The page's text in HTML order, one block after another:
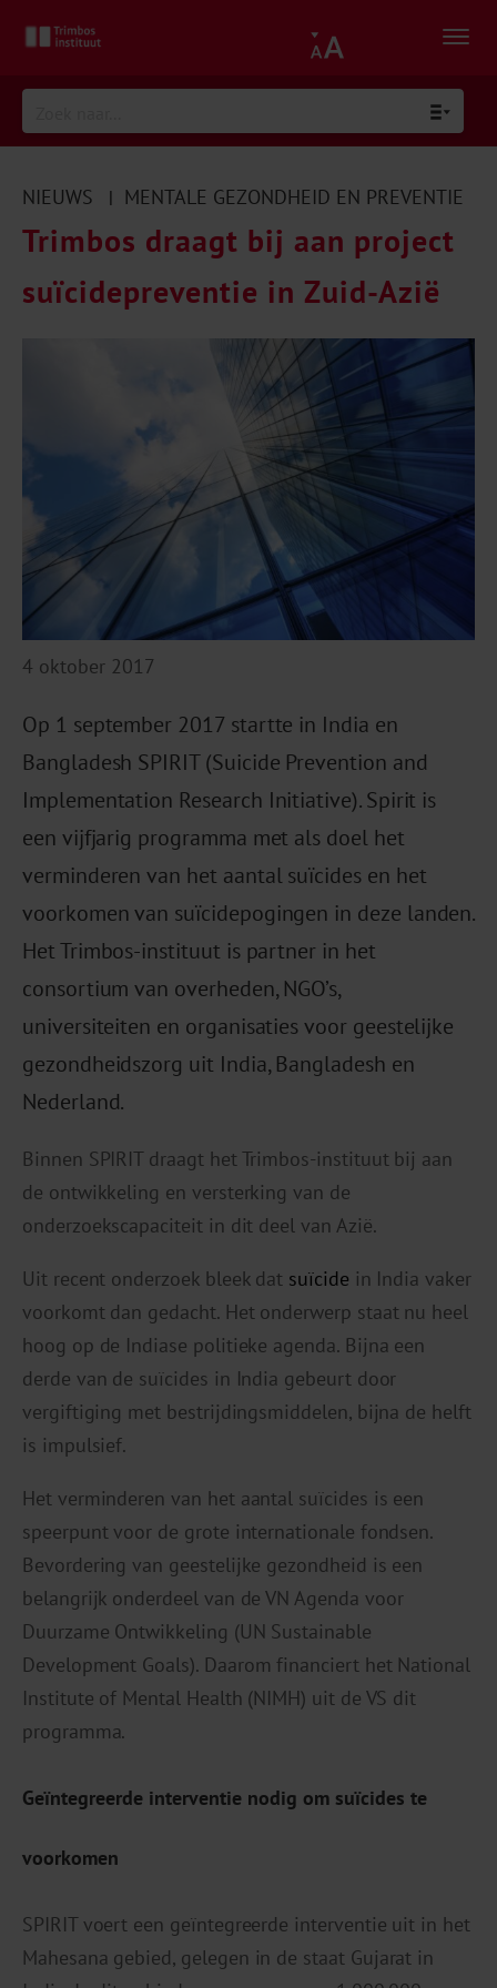
NIEUWS | MENTALE GEZONDHEID EN PREVENTIE
Trimbos draagt bij aan project
suïcidepreventie in Zuid-Azië
4 oktober 2017
Op 1 september 2017 startte in India en
Bangladesh SPIRIT (Suicide Prevention and
Implementation Research Initiative). Spirit is
een vijfjarig programma met als doel het
verminderen van het aantal suïcides en het
voorkomen van suïcidepogingen in deze landen.
Het Trimbos-instituut is partner in het
consortium van overheden, NGO’s,
universiteiten en organisaties voor geestelijke
gezondheidszorg uit India, Bangladesh en
Nederland.
Binnen SPIRIT draagt het Trimbos-instituut bij aan
de ontwikkeling en versterking van de
onderzoekscapaciteit in dit deel van Azië.
Uit recent onderzoek bleek dat suïcide in India vaker
voorkomt dan gedacht. Het onderwerp staat nu heel
hoog op de Indiase politieke agenda. Bijna een
derde van de suïcides in India gebeurt door
vergiftiging met bestrijdingsmiddelen, bijna de helft
is impulsief.
Het verminderen van het aantal suïcides is een
speerpunt voor de grote internationale fondsen.
Bevordering van geestelijke gezondheid is een
belangrijk onderdeel van de VN Agenda voor
Duurzame Ontwikkeling (UN Sustainable
Development Goals). Daarom financiert het National
Institute of Mental Health (NIMH) uit de VS dit
programma.
Geïntegreerde interventie nodig om suïcides te
voorkomen
SPIRIT voert een geïntegreerde interventie uit in het
Mahesana gebied, gelegen in de staat Gujarat in